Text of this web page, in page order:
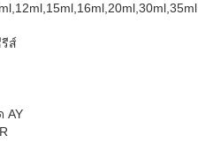
ส์
AY